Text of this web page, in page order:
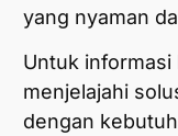
yang nyaman
Untuk
menjelajahi
dengan